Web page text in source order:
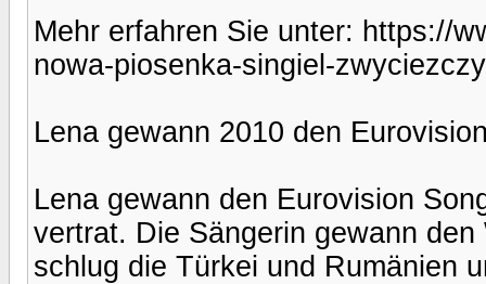
Mehr erfahren Sie unter: https://
nowa-piosenka-singiel-
Lena gewann 2010 den
Lena gewann den Eurovision
vertrat. Die Sängerin gewann
schlug die Türkei und Rumänien